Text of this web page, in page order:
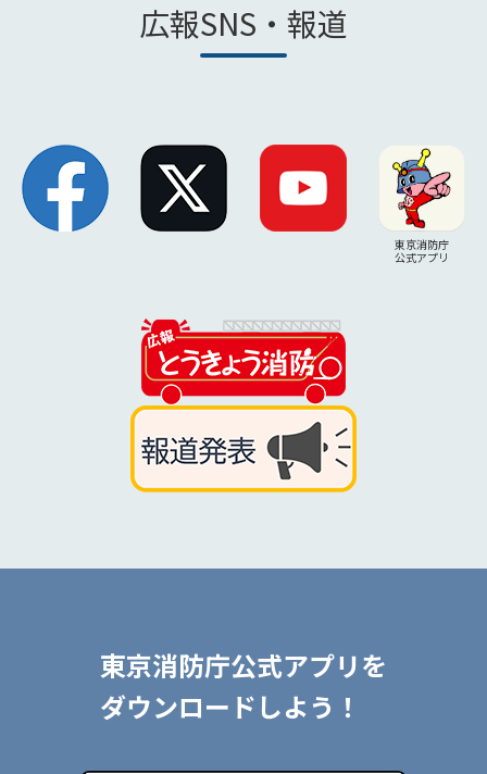
広報SNS・報道
東京消防庁
公式アプリ
東京消防庁公式アプリを
ダウンロードしよう！